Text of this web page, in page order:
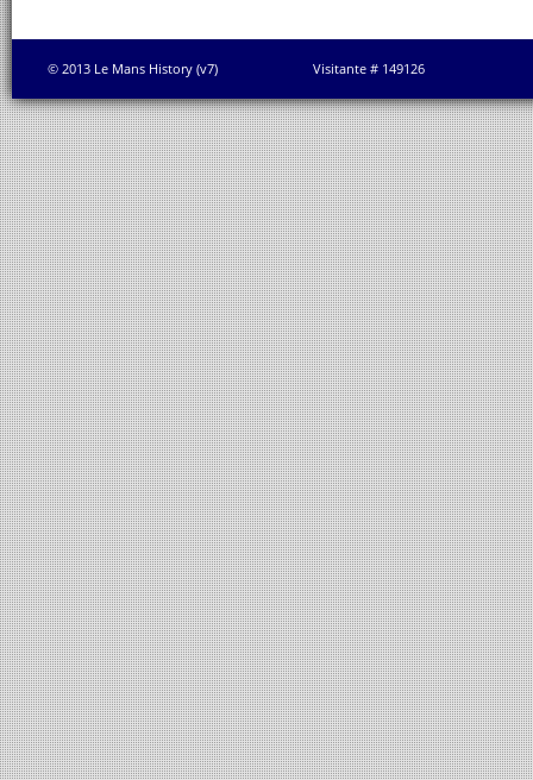
© 2013 Le Mans History (v7) Visitante # 149126